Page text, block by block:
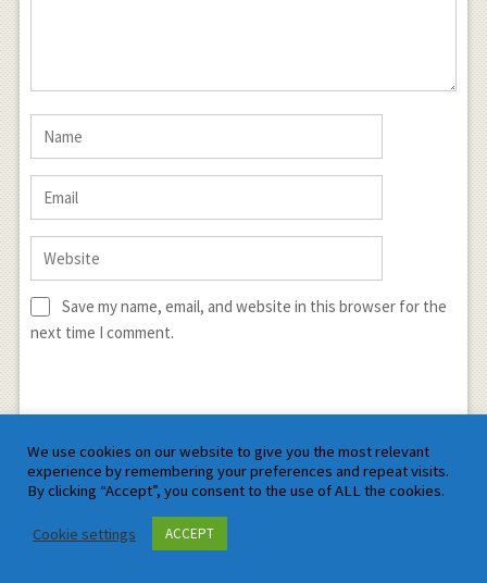
Save my name, email, and website in this browser for the
next time I comment.
Sign me up for the newsletter!
We use cookies on our website to give you the most relevant
experience by remembering your preferences and repeat visits.
By clicking “Accept”, you consent to the use of ALL the cookies.
Cookie settings ACCEPT